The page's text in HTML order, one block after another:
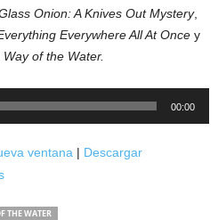
Onion: A Knives Out Mystery,
Everywhere All At Once y
of the Water.
00:00
ventana | Descargar
THE WATER